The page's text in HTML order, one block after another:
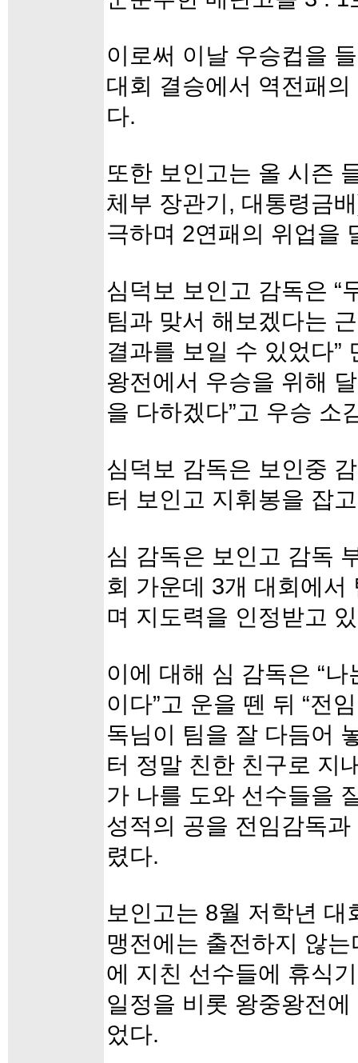
이로써 이날 우승컵을
대회 결승에서 역전패
다.
또한 보인고는 올 시즌
체부 장관기, 대통령금
극하며 2연패의 위업을
심덕보 보인고 감독은 “
팀과 맞서 해보겠다는
결과를 보일 수 있었다”
왕전에서 우승을 위해
을 다하겠다”고 우승 소
심덕보 감독은 보인중
터 보인고 지휘봉을 잡
심 감독은 보인고 감독
회 가운데 3개 대회에서
며 지도력을 인정받고
이에 대해 심 감독은 “
이다”고 운을 뗀 뒤 “전
독님이 팀을 잘 다듬어
터 정말 친한 친구로 지
가 나를 도와 선수들을
성적의 공을 전임감독
렸다.
보인고는 8월 저학년
맹전에는 출전하지 않
에 지친 선수들에 휴식
일정을 비롯 왕중왕전
었다.